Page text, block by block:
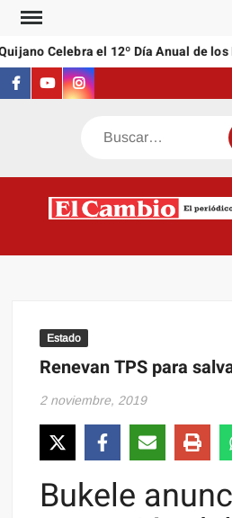
Saltar
contenidoCelebra el 12º Día Anual de los
Facebook
YoutubeInstagram
Buscar
Estado
Renevan TPS para
2 noviembre, 2019
Bukele